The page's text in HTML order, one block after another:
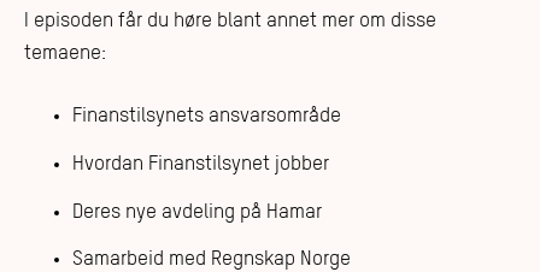
I episoden får du høre blant annet mer om disse
temaene:
Finanstilsynets ansvarsområde
Hvordan Finanstilsynet jobber
Deres nye avdeling på Hamar
Samarbeid med Regnskap Norge